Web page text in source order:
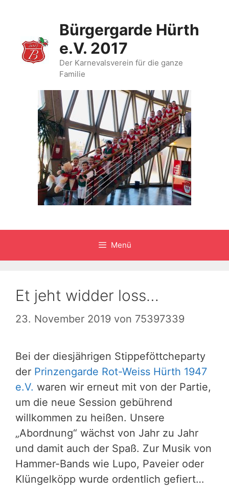
springen
Bürgergarde Hürth
e.V. 2017
Der Karnevalsverein für die ganze
Familie
Menü
Et jeht widder loss…
23. November 2019 von 75397339
Bei der diesjährigen Stippeföttcheparty
der Prinzengarde Rot-Weiss Hürth 1947
e.V. waren wir erneut mit von der Partie,
um die neue Session gebührend
willkommen zu heißen. Unsere
„Abordnung“ wächst von Jahr zu Jahr
und damit auch der Spaß. Zur Musik von
Hammer-Bands wie Lupo, Paveier oder
Klüngelköpp wurde ordentlich gefiert…